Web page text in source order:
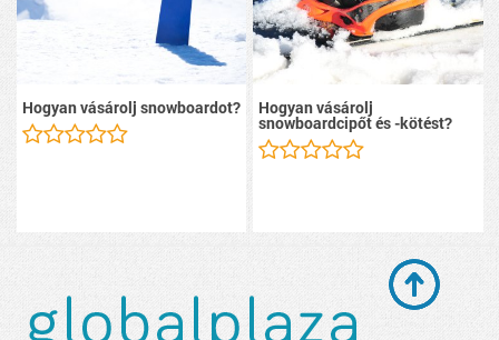
Hogyan vásárolj snowboardot? Hogyan vásárolj
snowboardcipőt és -kötést?